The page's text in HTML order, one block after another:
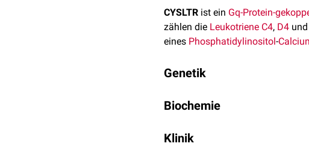
CYSLTR ist ein Gq-Protein-
zählen die Leukotriene C4, D4 und
eines Phosphatidylinositol-
Genetik
5Exons.Alternatives Spleißen
Biochemie
Klinik